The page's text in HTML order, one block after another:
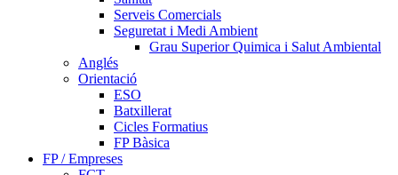
Serveis Comercials
Seguretat i Medi Ambient
Grau Superior Quimica i Salut Ambiental
Anglés
Orientació
ESO
Batxillerat
Cicles Formatius
FP Bàsica
FP / Empreses